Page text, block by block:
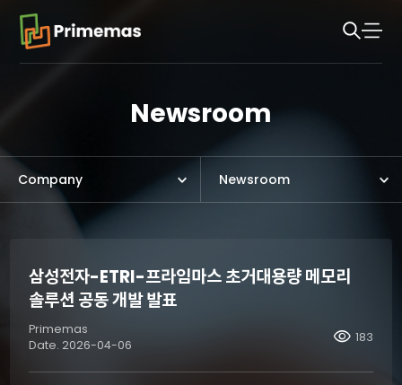
Newsroom
Company Newsroom
삼성전자-ETRI-프라임마스 초거대용량 메모리
솔루션 공동 개발 발표
Primemas
Date. 2026-04-06
visibility 183